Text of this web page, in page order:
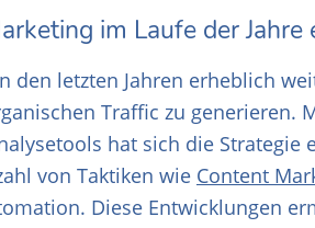
im Laufe der
den letzten Jahren erheblich
Traffic zu
hat sich die
von Taktiken wie Content
Diese Entwicklungen